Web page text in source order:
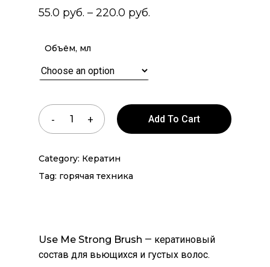
55.0 руб. – 220.0 руб.
Объём, мл
Add To Cart
Category: Кератин
Tag: горячая техника
Use Me Strong Brush — кератиновый
состав для вьющихся и густых волос.